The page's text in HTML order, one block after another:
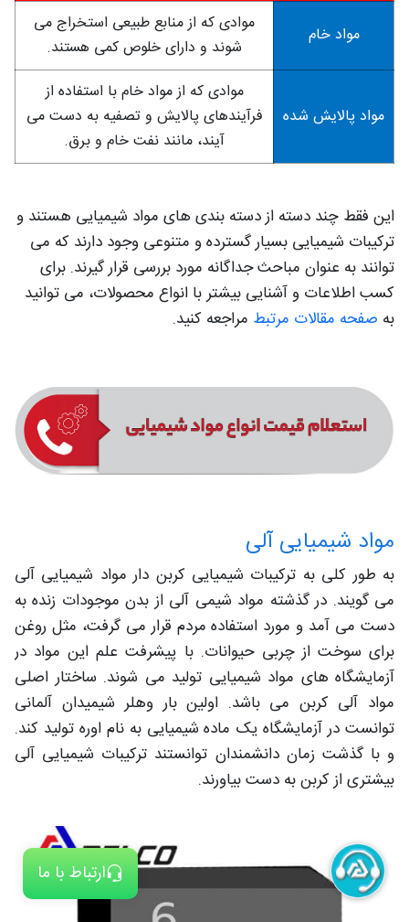
ارتباط با ما
مواد خام
موادی که از منابع طبیعی استخراج می
شوند و دارای خلوص کمی هستند.
مواد پالایش شده
موادی که از مواد خام با استفاده از
فرآیندهای پالایش و تصفیه به دست می
آیند، مانند نفت خام و برق.
این فقط چند دسته از دسته بندی های مواد شیمیایی هستند و
ترکیبات شیمیایی بسیار گسترده و متنوعی وجود دارند که می
توانند به عنوان مباحث جداگانه مورد بررسی قرار گیرند. برای
کسب اطلاعات و آشنایی بیشتر با انواع محصولات، می توانید
به صفحه مقالات مرتبط مراجعه کنید.
مواد شیمیایی آلی
به طور کلی به ترکیبات شیمیایی کربن دار مواد شیمیایی آلی
می گویند. در گذشته مواد شیمی آلی از بدن موجودات زنده به
دست می آمد و مورد استفاده مردم قرار می گرفت، مثل روغن
برای سوخت از چربی حیوانات. با پیشرفت علم این مواد در
آزمایشگاه های مواد شیمیایی تولید می شوند. ساختار اصلی
مواد آلی کربن می باشد. اولین بار وهلر شیمیدان آلمانی
توانست در آزمایشگاه یک ماده شیمیایی به نام اوره تولید کند.
و با گذشت زمان دانشمندان توانستند ترکیبات شیمیایی آلی
بیشتری از کربن به دست بیاورند.